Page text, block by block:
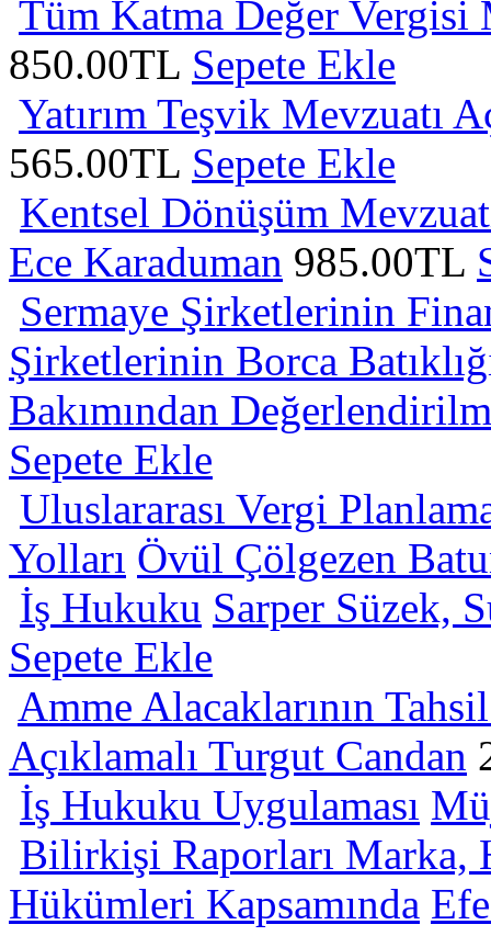
Tüm Katma Değer Vergisi
850.00TL Sepete Ekle
Yatırım Teşvik Mevzuatı
565.00TL Sepete Ekle
Kentsel Dönüşüm
Ece Karaduman 985.00TL
Sermaye Şirketlerinin
Şirketlerinin Borca
Bakımından
Sepete Ekle
Uluslararası Vergi
Yolları Övül Çölgezen
İş Hukuku Sarper Süzek,
Sepete Ekle
Amme Alacaklarının
Açıklamalı Turgut Candan
İş Hukuku Uygulaması
Bilirkişi Raporları Marka,
Hükümleri Kapsamında